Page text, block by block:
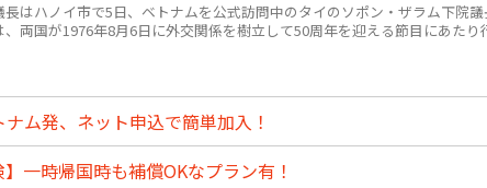
はハノイ市で5日、ベトナムを公式訪問中のタイのソポン・ザラム下院議
両国が1976年8月6日に外交関係を樹立して50周年を迎える節目にあたり
ム発、ネット申込で簡単加入！
一時帰国時も補償OKなプラン有！